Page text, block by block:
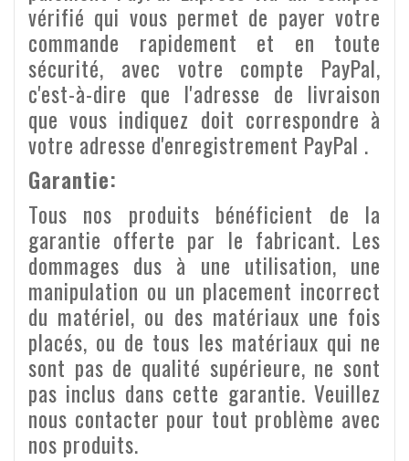
vérifié qui vous permet de payer votre
commande rapidement et en toute
sécurité, avec votre compte PayPal,
c'est-à-dire que l'adresse de livraison
que vous indiquez doit correspondre à
votre adresse d'enregistrement PayPal .
Garantie:
Tous nos produits bénéficient de la
garantie offerte par le fabricant. Les
dommages dus à une utilisation, une
manipulation ou un placement incorrect
du matériel, ou des matériaux une fois
placés, ou de tous les matériaux qui ne
sont pas de qualité supérieure, ne sont
pas inclus dans cette garantie. Veuillez
nous contacter pour tout problème avec
nos produits.